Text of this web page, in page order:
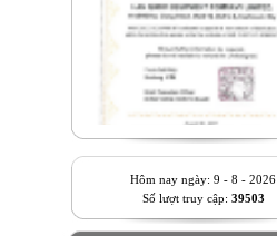
Hôm nay ngày: 9 - 8 - 2026
Số lượt truy cập: 39503